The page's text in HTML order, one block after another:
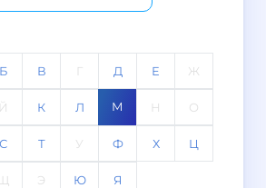
Б В Г Д Е Ж
Й К Л М Н О
С Т У Ф Х Ц
Э Ю Я